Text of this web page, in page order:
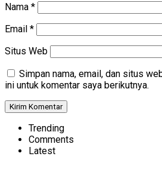
Nama *
Email *
Situs Web
Simpan nama, email, dan situs
ini untuk komentar saya berikutnya.
Trending
Comments
Latest